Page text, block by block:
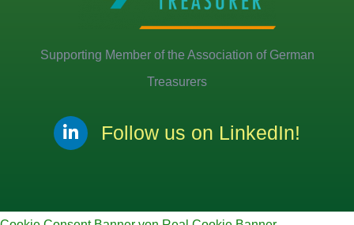
Supporting Member of the Association of German
Treasurers
Follow us on LinkedIn!